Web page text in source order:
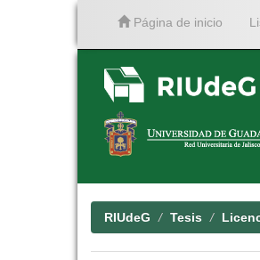
Página de inicio
RIUdeG Tesis